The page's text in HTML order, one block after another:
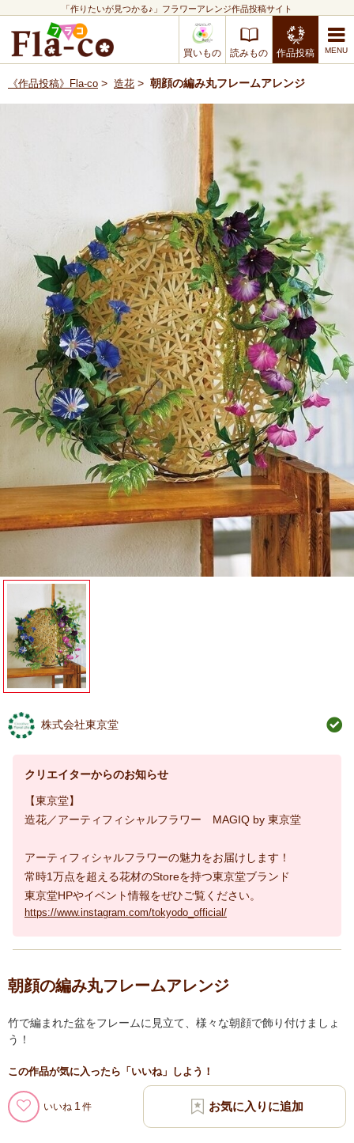
「作りたいが見つかる♪」フラワーアレンジ作品投稿サイト
買いもの 読みもの 作品投稿
《作品投稿》Fla-co > 造花 > 朝顔の編み丸フレームアレンジ
株式会社東京堂
クリエイターからのお知らせ
【東京堂】
造花／アーティフィシャルフラワー MAGIQ by 東京堂
アーティフィシャルフラワーの魅力をお届けします！
常時1万点を超える花材のStoreを持つ東京堂ブランド
東京堂HPやイベント情報をぜひご覧ください。
https://www.instagram.com/tokyodo_official/
朝顔の編み丸フレームアレンジ
竹で編まれた盆をフレームに見立て、様々な朝顔で飾り付けましょ
う！
この作品が気に入ったら「いいね」しよう！
いいね 1